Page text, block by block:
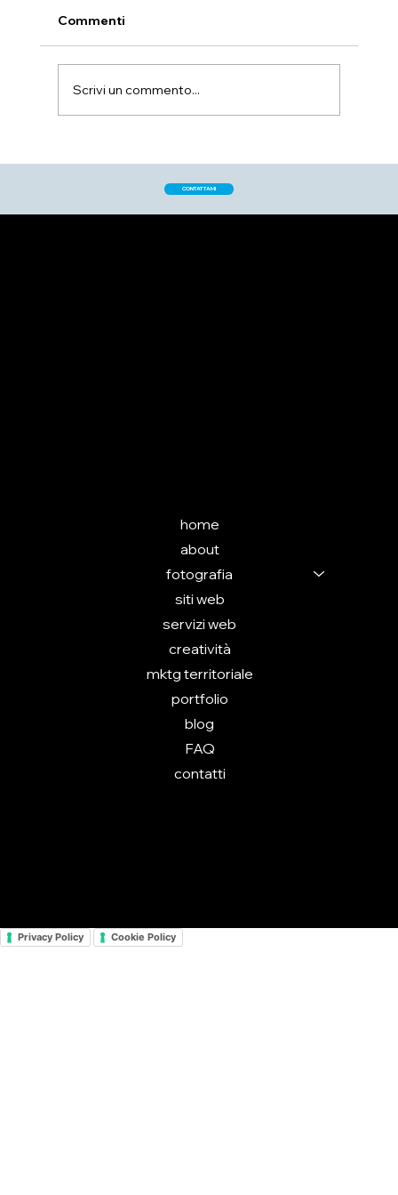
CONTATTAMI
Commenti
Scrivi un commento...
home
about
fotografia
siti web
servizi web
creatività
mktg territoriale
portfolio
blog
FAQ
contatti
Privacy Policy Cookie Policy